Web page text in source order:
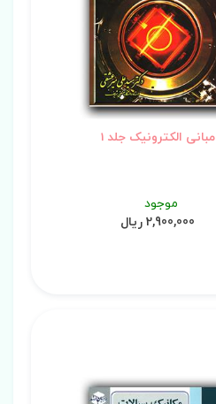
مبانی الکترونیک جلد 1
موجود
2,900,000 ریال